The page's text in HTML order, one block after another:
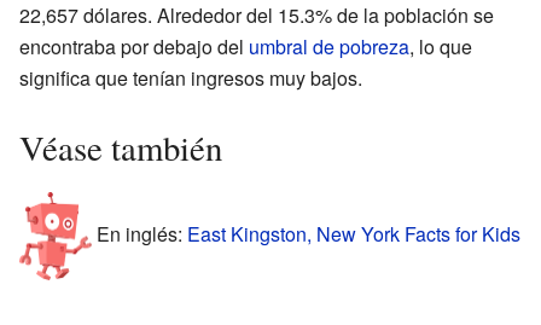
22,657 dólares. Alrededor del 15.3% de la población se
encontraba por debajo del umbral de pobreza, lo que
significa que tenían ingresos muy bajos.
Véase también
En inglés: East Kingston, New York Facts for Kids